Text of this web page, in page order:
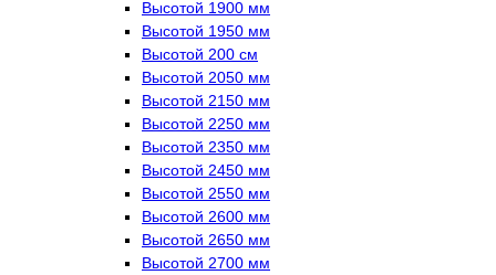
Высотой 1900 мм
Высотой 1950 мм
Высотой 200 см
Высотой 2050 мм
Высотой 2150 мм
Высотой 2250 мм
Высотой 2350 мм
Высотой 2450 мм
Высотой 2550 мм
Высотой 2600 мм
Высотой 2650 мм
Высотой 2700 мм